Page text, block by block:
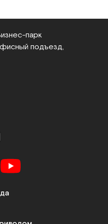
подъезд,